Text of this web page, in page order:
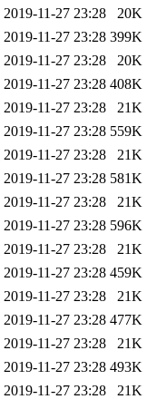
2019-11-27 23:28
20K
2019-11-27 23:28 399K
2019-11-27 23:28
20K
2019-11-27 23:28 408K
2019-11-27 23:28
21K
2019-11-27 23:28 559K
2019-11-27 23:28
21K
2019-11-27 23:28 581K
2019-11-27 23:28
21K
2019-11-27 23:28 596K
2019-11-27 23:28
21K
2019-11-27 23:28 459K
2019-11-27 23:28
21K
2019-11-27 23:28 477K
2019-11-27 23:28
21K
2019-11-27 23:28 493K
2019-11-27 23:28
21K